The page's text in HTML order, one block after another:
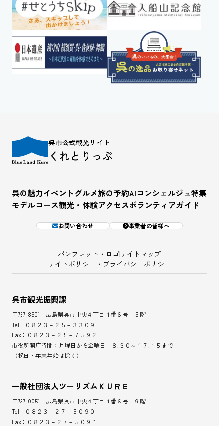
呉市公式観光サイト
くれとりっぷ
呉の魅力イベントグルメ旅の予約AIコンシェルジュ特集
モデルコース観光・体験アクセスボランティアガイド
お問い合わせ 事業者の皆様へ
パンフレット・ロゴサイトマップ
サイトポリシー・プライバシーポリシー
呉市観光振興課
〒737-8501 広島県呉市中央４丁目１番６号 ５階
Tel：０８２３－２５－３３０９
Fax：０８２３－２５－７５９２
市役所開庁時間：月曜日から金曜日 ８:３０～１７:１５まで
（祝日・年末年始は除く）
一般社団法人ツーリズムＫＵＲＥ
〒737-0051 広島県呉市中央４丁目１番６号 ９階
Tel：０８２３－２７－５０９０
Fax：０８２３－２７－５０９１